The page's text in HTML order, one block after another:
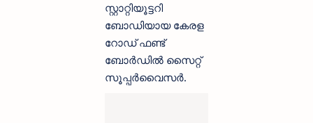
സ്റ്റാറ്റിയൂട്ടറി
ബോഡിയായ കേരള
റോഡ് ഫണ്ട്
ബോര്‍ഡില്‍ സൈറ്റ്
സൂപ്പര്‍വൈസര്‍.